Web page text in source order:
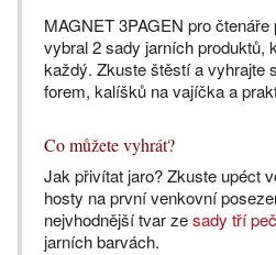
MAGNET 3PAGEN pro
vybral 2 sady jarních produktů,
každý. Zkuste štěstí a vyhrajte
forem, kalíšků na vajíčka a
Co můžete vyhrát?
Jak přivítat jaro? Zkuste upéct
hosty na první venkovní
nejvhodnější tvar zesady tří
jarních barvách.